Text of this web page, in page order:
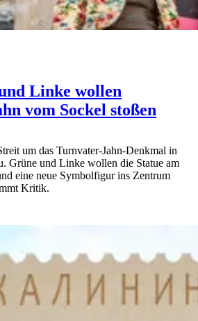
Linke wollen
vom Sockel stoßen
um das Turnvater-Jahn-Denkmal in
Grüne und Linke wollen die Statue am
eine neue Symbolfigur ins Zentrum
Kritik.